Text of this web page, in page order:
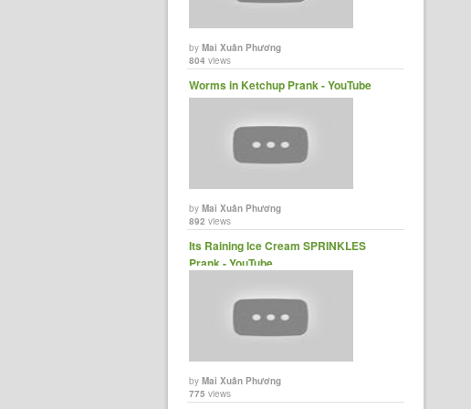
byMai Xuân Phương
804 views
Worms in Ketchup Prank - YouTube
byMai Xuân Phương
892 views
Its Raining Ice Cream SPRINKLES
Prank - YouTube
byMai Xuân Phương
775 views